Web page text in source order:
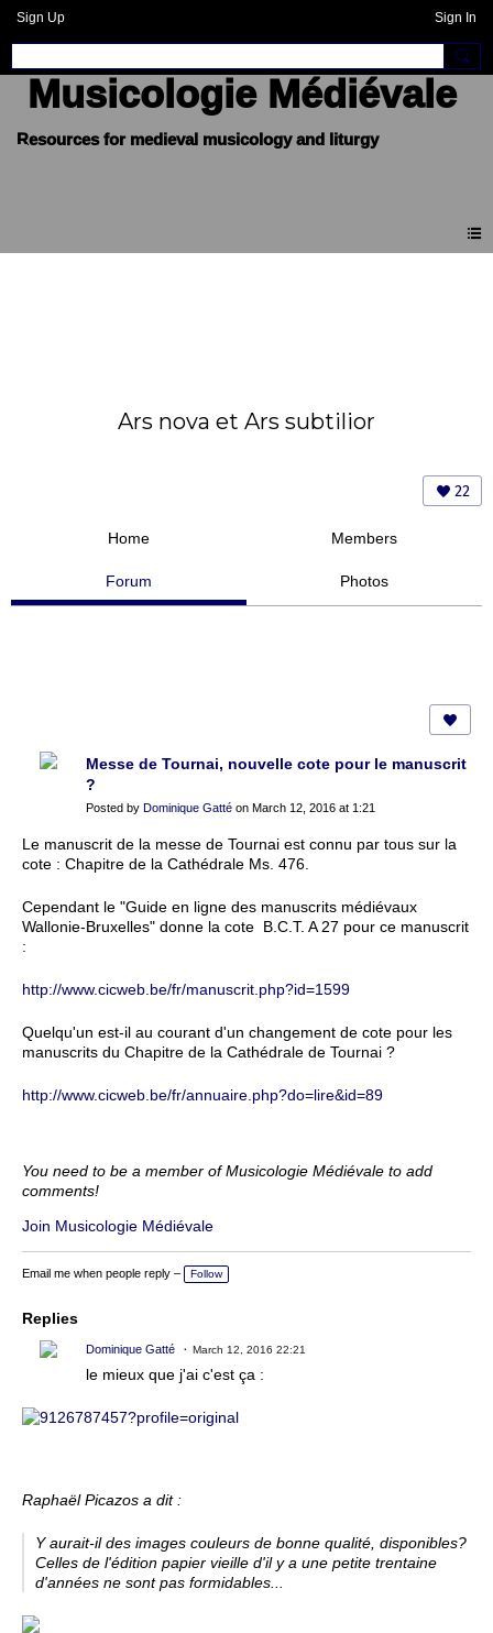
Sign Up Sign In
Musicologie Médiévale
Ars nova et Ars subtilior
22
Home Members
Forum Photos
Messe de Tournai, nouvelle cote pour le manuscrit
?
Posted by Dominique Gatté on March 12, 2016 at 1:21
Le manuscrit de la messe de Tournai est connu par tous sur la
cote : Chapitre de la Cathédrale Ms. 476.
Cependant le "Guide en ligne des manuscrits médiévaux
Wallonie-Bruxelles" donne la cote B.C.T. A 27 pour ce manuscrit
:
http://www.cicweb.be/fr/manuscrit.php?id=1599
Quelqu'un est-il au courant d'un changement de cote pour les
manuscrits du Chapitre de la Cathédrale de Tournai ?
http://www.cicweb.be/fr/annuaire.php?do=lire&id=89
You need to be a member of Musicologie Médiévale to add
comments!
Join Musicologie Médiévale
Email me when people reply – Follow
Replies
Dominique Gatté March 12, 2016 22:21
le mieux que j'ai c'est ça :
Raphaël Picazos a dit :
Y aurait-il des images couleurs de bonne qualité, disponibles?
Celles de l'édition papier vieille d'il y a une petite trentaine
d'années ne sont pas formidables...